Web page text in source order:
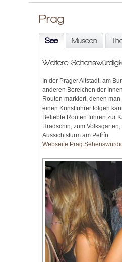
Prag
See Museen
Weitere
In der Prager Altstadt, am
anderen Bereichen der
Routen markiert, denen
einen Kunstführer folgen
Beliebte Routen führen zur
Hradschin, zum
Aussichtsturm am Petřín.
Webseite Prag